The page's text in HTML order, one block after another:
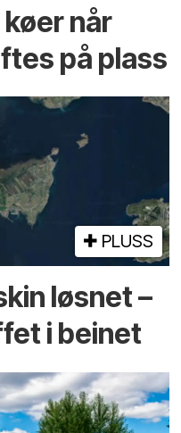
når
på plass
PLUSS
løsnet –
i beinet